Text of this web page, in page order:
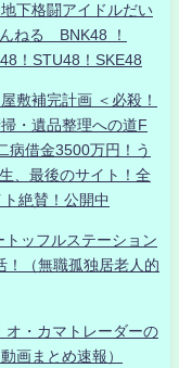
下格闘アイドルだい
ねる BNK48 ！
！STU48！SKE48
敷補完計画 ＜必殺！
・遺品整理への道F
病借金3500万円！う
、最後のサイト！全
絶賛！公開中
ッフルステーション
！（無職孤独居老人的
・カマトレーダーの
画まとめ速報）